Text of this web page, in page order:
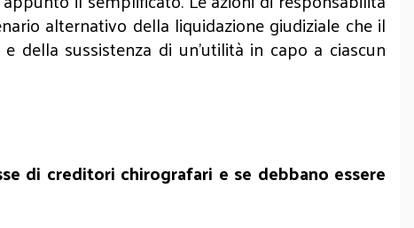
alternativo della liquidazione giudiziale che il
della sussistenza di un’utilità in capo a ciascun
di creditori chirografari e se debbano essere